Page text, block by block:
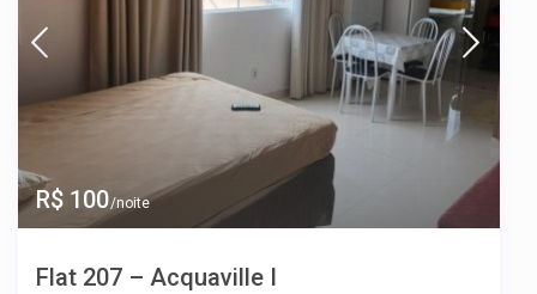
R$ 100/noite
Flat 207 – Acquaville I